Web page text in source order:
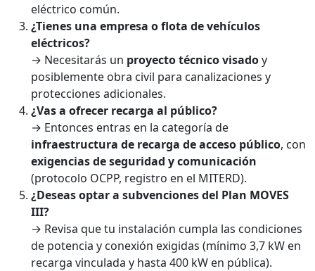
eléctrico común.
¿Tienes una empresa o flota de vehículos
eléctricos?
→ Necesitarás un proyecto técnico visadoy
posiblemente obra civil para canalizaciones y
protecciones adicionales.
¿Vas a ofrecer recarga al público?
→ Entonces entras en la categoría de
infraestructura de recarga de acceso público, con
exigencias de seguridad y comunicación
(protocolo OCPP, registro en el MITERD).
¿Deseas optar a subvenciones del Plan MOVES
III?
→ Revisa que tu instalación cumpla las condiciones
de potencia y conexión exigidas (mínimo 3,7 kW en
recarga vinculada y hasta 400 kW en pública).